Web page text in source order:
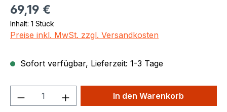
Regulärer Preis:
69,19 €
Inhalt: 1 Stück
Preise inkl. MwSt. zzgl. Versandkosten
Sofort verfügbar, Lieferzeit: 1-3 Tage
Produkt Anzahl: Gib denIn den Warenkorb